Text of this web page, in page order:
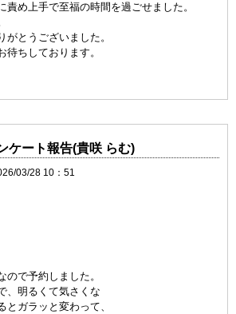
責め上手で至福の時間を過ごせました。
がとうございました。
待ちしております。
ケート報告(貴咲 らむ)
03/28 10：51
ので予約しました。
、明るくて気さくな
とガラッと変わって、